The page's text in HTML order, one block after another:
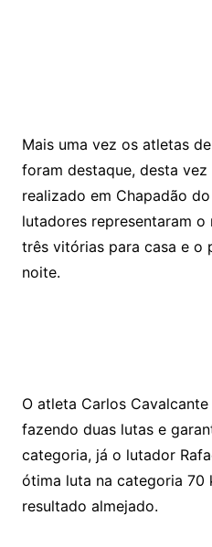
Mais uma vez os atletas
foram destaque, desta
realizado em Chapadão
lutadores representaram
três vitórias para casa e o
noite.
O atleta Carlos
fazendo duas lutas e
categoria, já o lutador
ótima luta na categoria 70
resultado almejado.